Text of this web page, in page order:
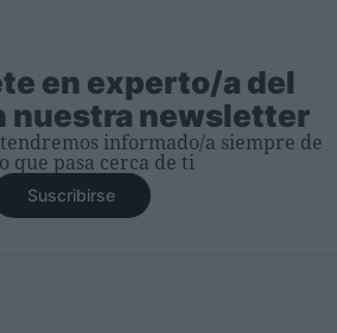
en experto/a del
nuestra newsletter
informado/a siempre de
que pasa cerca de ti
Suscribirse